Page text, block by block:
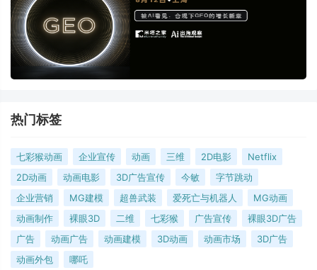
热门标签
七彩猴动画 企业宣传 动画 三维 2D电影
Netflix
2D动画
动画电影 3D广告宣传 今敏
字节跳动
企业营销
MG建模 超兽武装 爱死亡与机器人
MG动画
动画制作
裸眼3D 二维 七彩猴 广告宣传
裸眼3D广告
广告
动画广告 动画建模 3D动画 动画市场
3D广告
动画外包
哪吒